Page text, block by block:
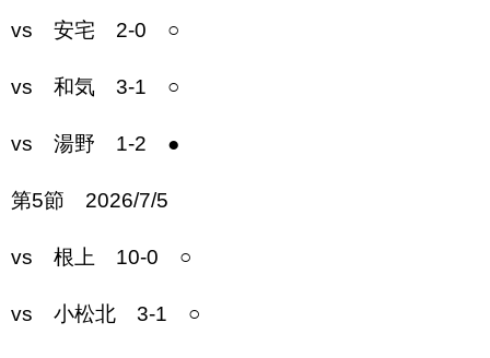
vs 安宅 2-0 ○
vs 和気 3-1 ○
vs 湯野 1-2 ●
第5節 2026/7/5
vs 根上 10-0 ○
vs 小松北 3-1 ○